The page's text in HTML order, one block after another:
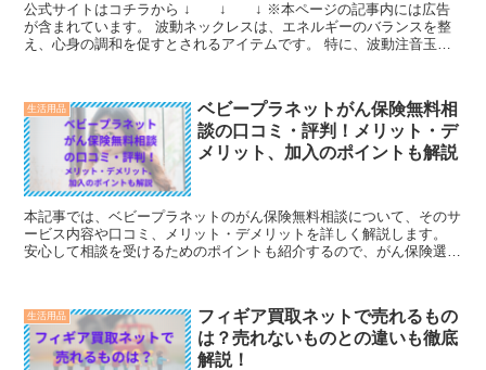
公式サイトはコチラから ↓ ↓ ↓ ※本ページの記事内には広告
が含まれています。 波動ネックレスは、エネルギーのバランスを整
え、心身の調和を促すとされるアイテムです。 特に、波動注音玉ネ
生活用品
ベビープラネットがん保険無料相
談の口コミ・評判！メリット・デ
メリット、加入のポイントも解説
本記事では、ベビープラネットのがん保険無料相談について、そのサ
ービス内容や口コミ、メリット・デメリットを詳しく解説します。
安心して相談を受けるためのポイントも紹介するので、がん保険選び
生活用品
フィギア買取ネットで売れるもの
は？売れないものとの違いも徹底
解説！